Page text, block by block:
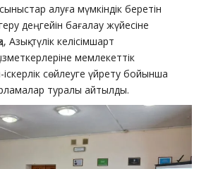
алуға мүмкіндік беретін
деңгейін бағалау жүйесіне
Азық-түлік келісімшарт
мемлекеттік
іскерлік сөйлеуге үйрету бойынша
туралы айтылды.